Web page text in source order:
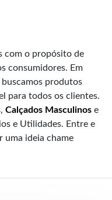
com o propósito de
consumidores. Em
produtos
para todos os clientes.
, Calçados Masculinos e
e Utilidades. Entre e
uma ideia chame